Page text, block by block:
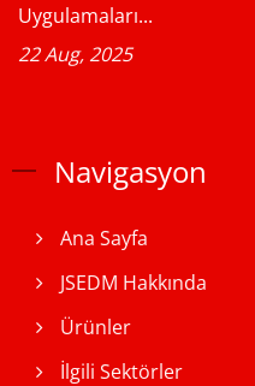
Uygulamaları...
22 Aug, 2025
Navigasyon
Ana Sayfa
JSEDM Hakkında
Ürünler
İlgili Sektörler